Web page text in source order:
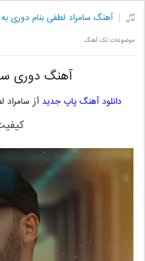
آهنگ سامراد لطفی بنام دوری
موضوعات:تک آهنگ
آهنگ دوری
دانلود آهنگ پاپ جدید از سامراد